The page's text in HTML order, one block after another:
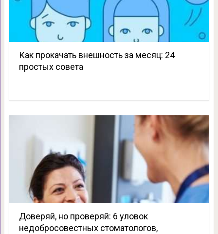
Как прокачать внешность за месяц: 24
простых совета
Доверяй, но проверяй: 6 уловок
недобросовестных стоматологов,